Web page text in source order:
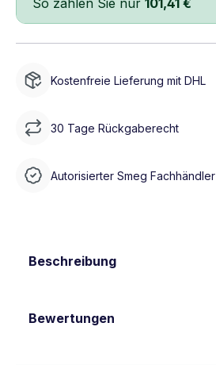
So zahlen Sie nur 101,41 €
Kostenfreie Lieferung mit DHL
30 Tage Rückgaberecht
Autorisierter Smeg Fachhändler
Beschreibung
Bewertungen